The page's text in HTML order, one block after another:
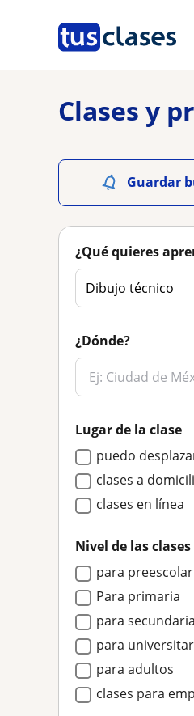
Clases y
Guardar
¿Qué quieres
¿Dónde?
Lugar de la clase
puedo
clases a
clases en línea
Nivel de las clases
para preescolar
Para primaria
para secundaria
para
para adultos
clases para